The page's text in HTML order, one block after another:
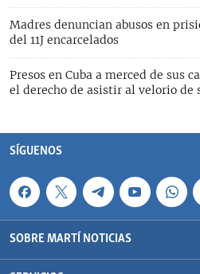
Madres denuncian abusos en
del 11J encarcelados
Presos en Cuba a merced de sus
el derecho de asistir al velorio de
SÍGUENOS
SOBRE MARTÍ NOTICIAS